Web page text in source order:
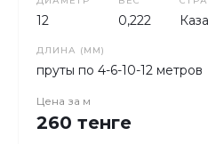
12 0,222
ДЛИНА (ММ)
пруты по 4-6-10-12 метров
Цена за м
260 тенге